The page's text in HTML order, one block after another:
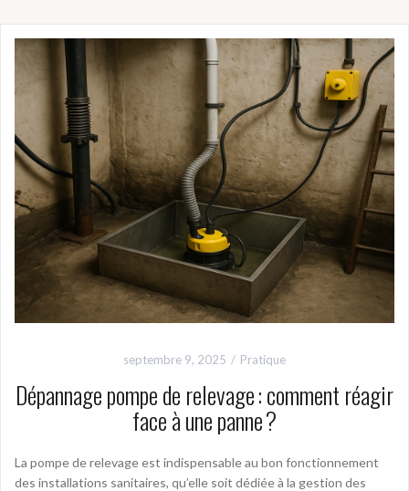
septembre 9, 2025 Pratique
Dépannage pompe de relevage : comment réagir
face à une panne ?
La pompe de relevage est indispensable au bon fonctionnement
des installations sanitaires, qu’elle soit dédiée à la gestion des